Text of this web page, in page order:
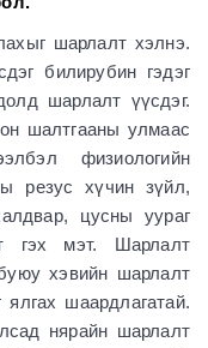
шарлалт хэлнэ.
билирубин гэдэг
шарлалт үүсдэг.
шалтгааны улмаас
физиологийн
резус хүчин зүйл,
цусны уураг
гэх мэт. Шарлалт
хэвийн шарлалт
ялгах шаардлагатай.
нярайн шарлалт